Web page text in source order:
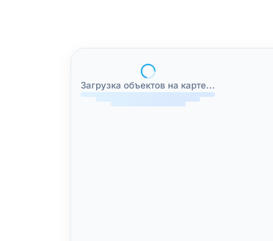
Загрузка объектов на карте...